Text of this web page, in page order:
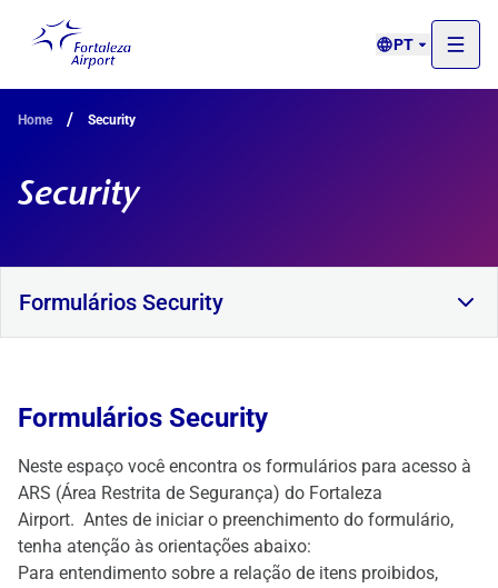
PT
Home / Security
Security
Formulários Security
Formulários Security
Neste espaço você encontra os formulários para acesso à
ARS (Área Restrita de Segurança) do Fortaleza
Airport. Antes de iniciar o preenchimento do formulário,
tenha atenção às orientações abaixo:
Para entendimento sobre a relação de itens proibidos,